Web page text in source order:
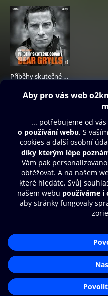
Příběhy skutečné odvahy
338 Kč
Obsah ke stažení
Moje O2 Knihovna
Další zábava
© O2 Czech Republic a.s.
Přístupnost
Zásady zpracování
Nastavení cookies
Čti